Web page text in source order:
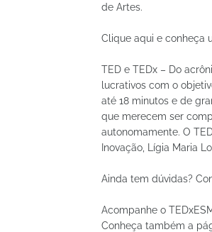
de Artes.
Clique aqui e conheça
TED e TEDx – Do
lucrativos com o
até 18 minutos e de
que merecem ser
autonomamente. O
Inovação, Lígia Maria
Ainda tem dúvidas?
Acompanhe o
Conheça também a